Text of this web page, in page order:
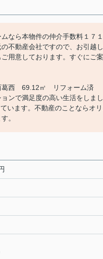
なら本物件の仲介手数料１７
不動産会社ですので、お引越
ご用意しております。すぐにご
葛西 69.12㎡ リフォーム済
ョンで満足度の高い生活をしま
います。不動産のことならオ
。